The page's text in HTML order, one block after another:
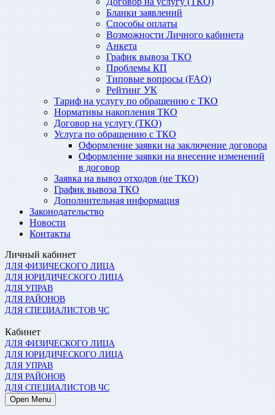
Бланки заявлений
Способы оплаты
Возможности Личного кабинета
Анкета
График вывоза ТКО
Проблемы КП
Типовые вопросы (FAQ)
Рейтинг УК
Тариф на услугу по обращению с ТКО
Нормативы накопления ТКО
Договор на услугу (ТКО)
Услуга по обращению с ТКО
Оформление заявки на заключение договора
Оформление заявки на внесение изменений
в договор
Заявка на вывоз отходов (не ТКО)
График вывоза ТКО
Дополнительная информация
Законодательство
Новости
Контакты
Личный кабинет
ДЛЯ ФИЗИЧЕСКОГО ЛИЦА
ДЛЯ ЮРИДИЧЕСКОГО ЛИЦА
ДЛЯ УПРАВ
ДЛЯ РАЙОНОВ
ДЛЯ СПЕЦИАЛИСТОВ ЧС
Кабинет
ДЛЯ ФИЗИЧЕСКОГО ЛИЦА
ДЛЯ ЮРИДИЧЕСКОГО ЛИЦА
ДЛЯ УПРАВ
ДЛЯ РАЙОНОВ
ДЛЯ СПЕЦИАЛИСТОВ ЧС
Open Menu